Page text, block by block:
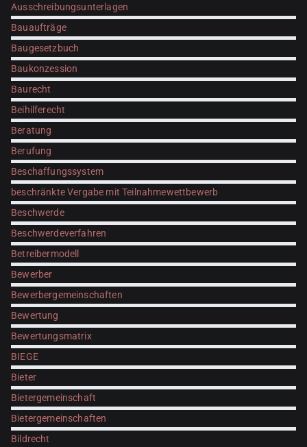
Ausschreibungsunterlagen
Bauaufträge
Baugesetzbuch
Baukonzession
Baurecht
Beihilferecht
Beratung
Berufung
Beschaffungssystem
beschränkte Vergabe mit Teilnahmewettbewerb
Beschwerde
Beschwerdeverfahren
Betreibermodell
Bewerber
Bewerbergemeinschaften
Bewertung
Bewertungsmatrix
BIEGE
Bieter
Bietergemeinschaft
Bietergemeinschaften
Bildrecht